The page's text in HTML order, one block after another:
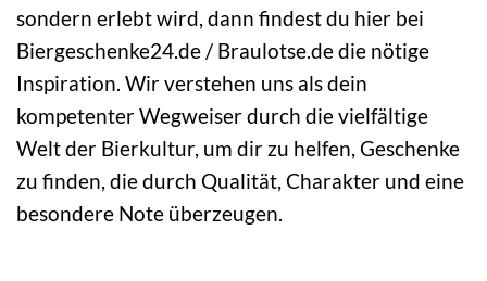
sondern erlebt wird, dann findest du hier bei
Biergeschenke24.de / Braulotse.de die nötige
Inspiration. Wir verstehen uns als dein
kompetenter Wegweiser durch die vielfältige
Welt der Bierkultur, um dir zu helfen, Geschenke
zu finden, die durch Qualität, Charakter und eine
besondere Note überzeugen.